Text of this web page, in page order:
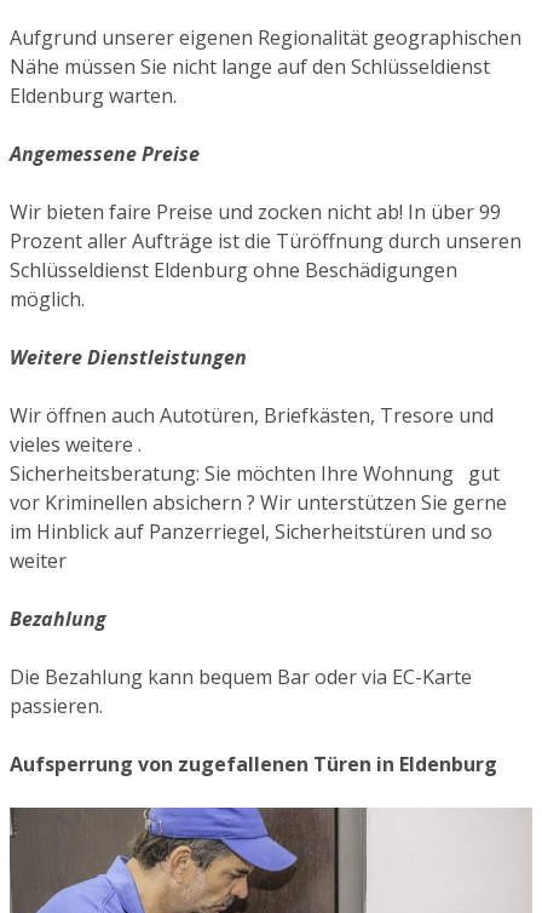
Aufgrund unserer eigenen Regionalität geographischen
Nähe müssen Sie nicht lange auf den Schlüsseldienst
Eldenburg warten.
Angemessene Preise
Wir bieten faire Preise und zocken nicht ab! In über 99
Prozent aller Aufträge ist die Türöffnung durch unseren
Schlüsseldienst Eldenburg ohne Beschädigungen
möglich.
Weitere Dienstleistungen
Wir öffnen auch Autotüren, Briefkästen, Tresore und
vieles weitere .
Sicherheitsberatung: Sie möchten Ihre Wohnung gut
vor Kriminellen absichern ? Wir unterstützen Sie gerne
im Hinblick auf Panzerriegel, Sicherheitstüren und so
weiter
Bezahlung
Die Bezahlung kann bequem Bar oder via EC-Karte
passieren.
Aufsperrung von zugefallenen Türen in Eldenburg